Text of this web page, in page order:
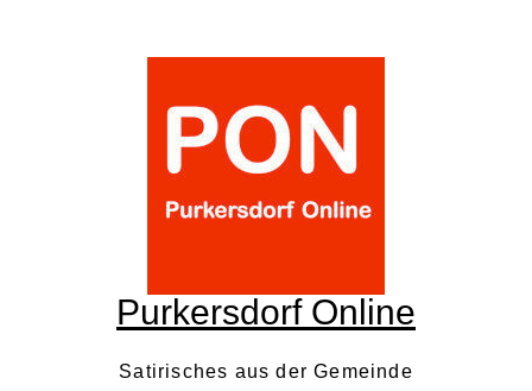
Purkersdorf Online
Satirisches aus der Gemeinde